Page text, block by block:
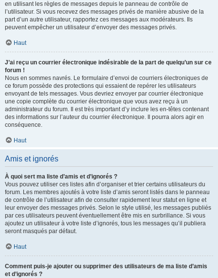
en utilisant les règles de messages depuis le panneau de contrôle de
l’utilisateur. Si vous recevez des messages privés de manière abusive de la
part d’un autre utilisateur, rapportez ces messages aux modérateurs. Ils
peuvent empêcher un utilisateur d’envoyer des messages privés.
Haut
J’ai reçu un courrier électronique indésirable de la part de quelqu’un sur ce
forum !
Nous en sommes navrés. Le formulaire d’envoi de courriers électroniques de
ce forum possède des protections qui essaient de repérer les utilisateurs
envoyant de tels messages. Vous devriez envoyer par courrier électronique
une copie complète du courrier électronique que vous avez reçu à un
administrateur du forum. Il est très important d’y inclure les en-têtes contenant
des informations sur l’auteur du courrier électronique. Il pourra alors agir en
conséquence.
Haut
Amis et ignorés
À quoi sert ma liste d’amis et d’ignorés ?
Vous pouvez utiliser ces listes afin d’organiser et trier certains utilisateurs du
forum. Les membres ajoutés à votre liste d’amis seront listés dans le panneau
de contrôle de l’utilisateur afin de consulter rapidement leur statut en ligne et
leur envoyer des messages privés. Selon le style utilisé, les messages publiés
par ces utilisateurs peuvent éventuellement être mis en surbrillance. Si vous
ajoutez un utilisateur à votre liste d’ignorés, tous les messages qu’il publiera
seront masqués par défaut.
Haut
Comment puis-je ajouter ou supprimer des utilisateurs de ma liste d’amis
et d’ignorés ?